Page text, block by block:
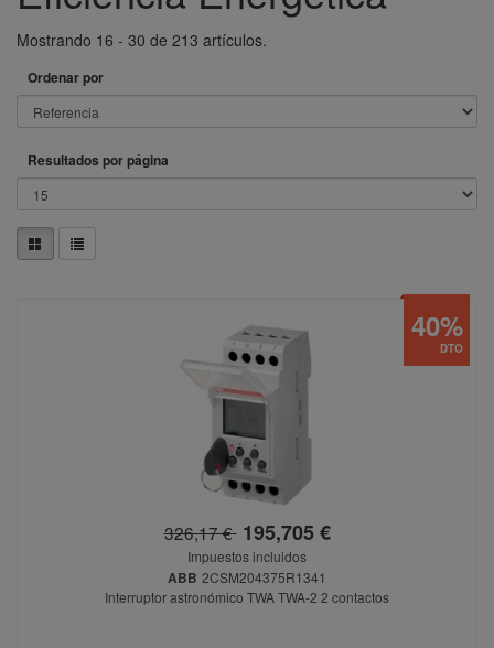
Mostrando 16 - 30 de 213 artículos.
Ordenar por
Resultados por página
326,17 €195,705 €
Impuestos incluidos
ABB 2CSM204375R1341
Interruptor astronómico TWA TWA-2 2 contactos
DTO
40%